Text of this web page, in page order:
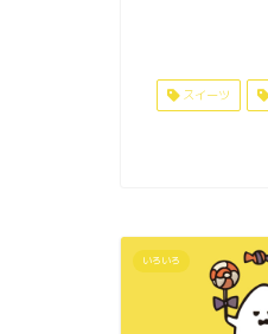
スイーツ
いろいろ